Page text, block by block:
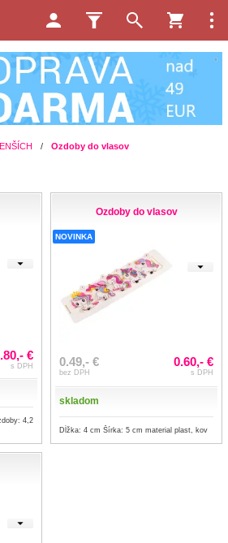
/ Ozdoby do vlasov
€
s DPH
4,2
Ozdoby do vlasov
NOVINKA
0.49,- €
bez DPH
0.60,- €
s DPH
skladom
Dĺžka: 4 cm Šírka: 5 cm material plast, kov